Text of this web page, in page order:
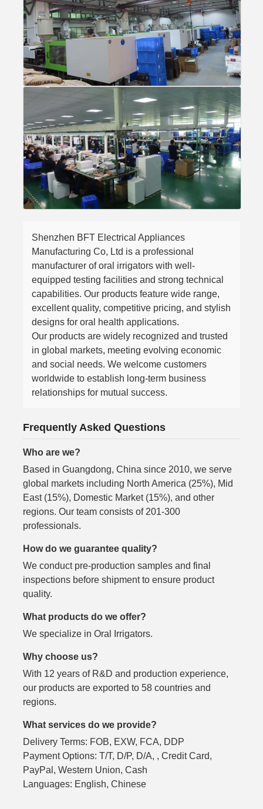
Shenzhen BFT Electrical Appliances
Manufacturing Co, Ltd is a professional
manufacturer of oral irrigators with well-
equipped testing facilities and strong technical
capabilities. Our products feature wide range,
excellent quality, competitive pricing, and stylish
designs for oral health applications.
Our products are widely recognized and trusted
in global markets, meeting evolving economic
and social needs. We welcome customers
worldwide to establish long-term business
relationships for mutual success.
Frequently Asked Questions
Who are we?
Based in Guangdong, China since 2010, we serve
global markets including North America (25%), Mid
East (15%), Domestic Market (15%), and other
regions. Our team consists of 201-300
professionals.
How do we guarantee quality?
We conduct pre-production samples and final
inspections before shipment to ensure product
quality.
What products do we offer?
We specialize in Oral Irrigators.
Why choose us?
With 12 years of R&D and production experience,
our products are exported to 58 countries and
regions.
What services do we provide?
Delivery Terms: FOB, EXW, FCA, DDP
Payment Options: T/T, D/P, D/A, , Credit Card,
PayPal, Western Union, Cash
Languages: English, Chinese